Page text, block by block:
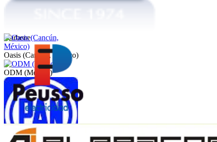
Starbene
Oasis (Cancún, México)
ODM (México)
Peusso